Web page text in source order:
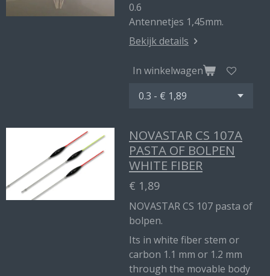
0.6
Antennetjes 1,45mm.
Bekijk details
In winkelwagen
NOVASTAR CS 107A
PASTA OF BOLPEN
WHITE FIBER
€ 1,89
NOVASTAR CS 107 pasta of
bolpen.
Its in white fiber stem or
carbon 1.1 mm or 1.2 mm
through the movable body